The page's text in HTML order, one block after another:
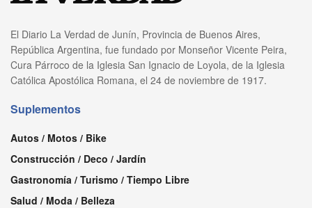
El Diario La Verdad de Junín, Provincia de Buenos Aires,
República Argentina, fue fundado por Monseñor Vicente Peira,
Cura Párroco de la Iglesia San Ignacio de Loyola, de la Iglesia
Católica Apostólica Romana, el 24 de noviembre de 1917.
Suplementos
Autos / Motos / Bike
Construcción / Deco / Jardín
Gastronomía / Turismo / Tiempo Libre
Salud / Moda / Belleza